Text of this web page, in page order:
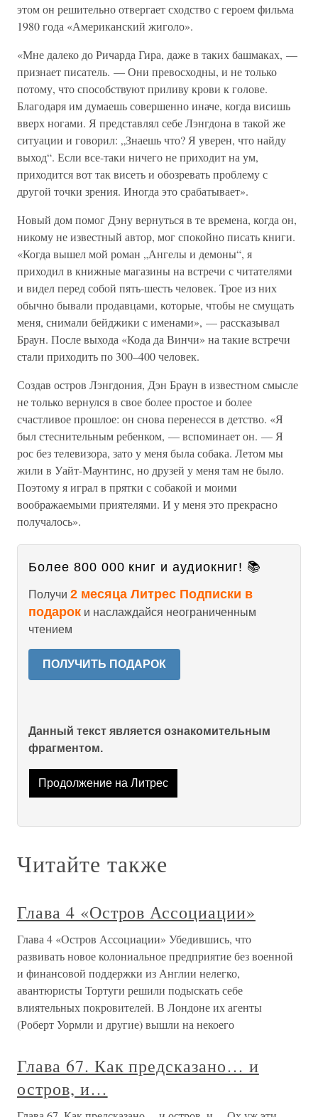
этом он решительно отвергает сходство с героем фильма
1980 года «Американский жиголо».
«Мне далеко до Ричарда Гира, даже в таких башмаках, —
признает писатель. — Они превосходны, и не только
потому, что способствуют приливу крови к голове.
Благодаря им думаешь совершенно иначе, когда висишь
вверх ногами. Я представлял себе Лэнгдона в такой же
ситуации и говорил: „Знаешь что? Я уверен, что найду
выход“. Если все-таки ничего не приходит на ум,
приходится вот так висеть и обозревать проблему с
другой точки зрения. Иногда это срабатывает».
Новый дом помог Дэну вернуться в те времена, когда он,
никому не известный автор, мог спокойно писать книги.
«Когда вышел мой роман „Ангелы и демоны“, я
приходил в книжные магазины на встречи с читателями
и видел перед собой пять-шесть человек. Трое из них
обычно бывали продавцами, которые, чтобы не смущать
меня, снимали бейджики с именами», — рассказывал
Браун. После выхода «Кода да Винчи» на такие встречи
стали приходить по 300–400 человек.
Создав остров Лэнгдония, Дэн Браун в известном смысле
не только вернулся в свое более простое и более
счастливое прошлое: он снова перенесся в детство. «Я
был стеснительным ребенком, — вспоминает он. — Я
рос без телевизора, зато у меня была собака. Летом мы
жили в Уайт-Маунтинс, но друзей у меня там не было.
Поэтому я играл в прятки с собакой и моими
воображаемыми приятелями. И у меня это прекрасно
получалось».
Более 800 000 книг и аудиокниг! 📚
Получи 2 месяца Литрес Подписки в
подарок и наслаждайся неограниченным
чтением
ПОЛУЧИТЬ ПОДАРОК
Данный текст является ознакомительным
фрагментом.
Продолжение на Литрес
Читайте также
Глава 4 «Остров Ассоциации»
Глава 4 «Остров Ассоциации» Убедившись, что
развивать новое колониальное предприятие без военной
и финансовой поддержки из Англии нелегко,
авантюристы Тортуги решили подыскать себе
влиятельных покровителей. В Лондоне их агенты
(Роберт Уормли и другие) вышли на некоего
Глава 67. Как предсказано… и
остров, и…